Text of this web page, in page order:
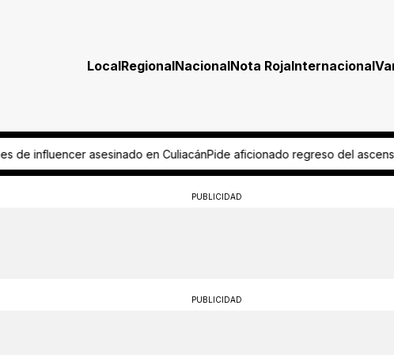
LocalRegionalNacionalNota RojaInternacional
aficionado regreso del ascenso a Mikel ArriolaTras muerte de jirafa,
PUBLICIDAD
PUBLICIDAD